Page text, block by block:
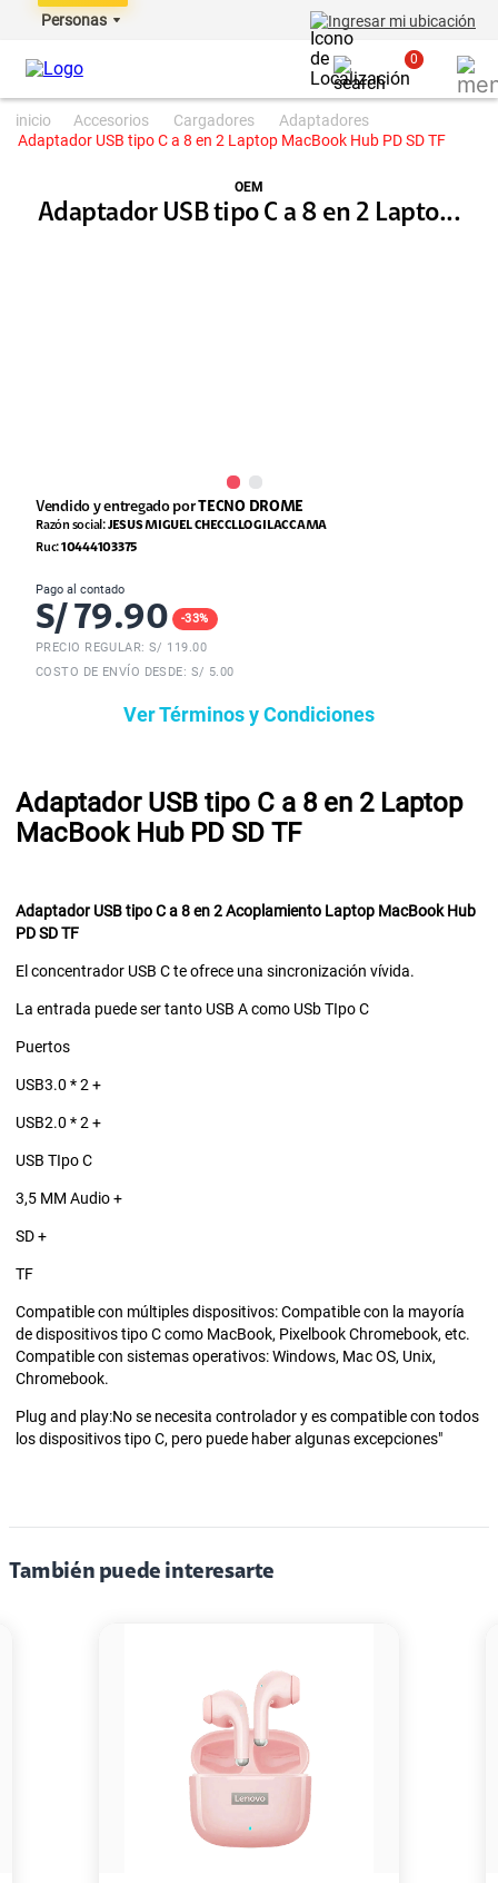
Personas Ingresar mi ubicación
0
accesorios cargadores
adaptadores
Adaptador USB tipo C a 8 en 2 Laptop MacBook Hub PD SD TF
OEM
Adaptador USB tipo C a 8 en 2 Lapto...
Vendido y entregado por TECNO DROME
Razón social:JESUS MIGUEL CHECCLLO GILACCAMA
Ruc:10444103375
Pago al contado
S/ 79.90 -33%
PRECIO REGULAR: S/ 119.00
COSTO DE ENVÍO DESDE: S/ 5.00
Ver Términos y Condiciones
Adaptador USB tipo C a 8 en 2 Laptop
MacBook Hub PD SD TF
Adaptador USB tipo C a 8 en 2 Acoplamiento Laptop MacBook Hub
PD SD TF
El concentrador USB C te ofrece una sincronización vívida.
La entrada puede ser tanto USB A como USb TIpo C
Puertos
USB3.0 * 2 +
USB2.0 * 2 +
USB TIpo C
3,5 MM Audio +
SD +
TF
Compatible con múltiples dispositivos: Compatible con la mayoría
de dispositivos tipo C como MacBook, Pixelbook Chromebook, etc.
Compatible con sistemas operativos: Windows, Mac OS, Unix,
Chromebook.
Plug and play:No se necesita controlador y es compatible con todos
los dispositivos tipo C, pero puede haber algunas excepciones"
También puede interesarte